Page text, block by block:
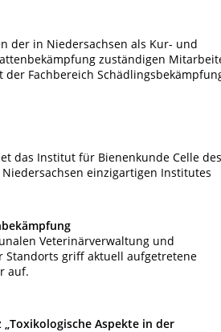
der in Niedersachsen als Kur- und
zuständigen
Fachbereich
das Institut für Bienenkunde Celle des
einzigartigen Institutes
Veterinärverwaltung und
Standorts griff aktuell aufgetretene
auf.
Aspekte in der